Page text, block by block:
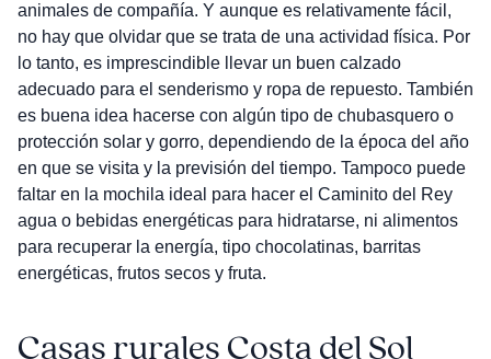
animales de compañía. Y aunque es relativamente fácil,
no hay que olvidar que se trata de una actividad física. Por
lo tanto, es imprescindible llevar un buen calzado
adecuado para el senderismo y ropa de repuesto. También
es buena idea hacerse con algún tipo de chubasquero o
protección solar y gorro, dependiendo de la época del año
en que se visita y la previsión del tiempo. Tampoco puede
faltar en la mochila ideal para hacer el Caminito del Rey
agua o bebidas energéticas para hidratarse, ni alimentos
para recuperar la energía, tipo chocolatinas, barritas
energéticas, frutos secos y fruta.
Casas rurales Costa del Sol